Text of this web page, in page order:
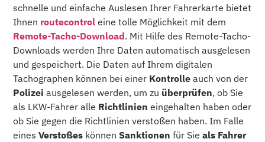
schnelle und einfache Auslesen Ihrer Fahrerkarte bietet
Ihnen routecontrol eine tolle Möglichkeit mit dem
Remote-Tacho-Download. Mit Hilfe des Remote-Tacho-
Downloads werden Ihre Daten automatisch ausgelesen
und gespeichert. Die Daten auf Ihrem digitalen
Tachographen können bei einer Kontrolle auch von der
Polizei ausgelesen werden, um zu überprüfen, ob Sie
als LKW-Fahrer alle Richtlinien eingehalten haben oder
ob Sie gegen die Richtlinien verstoßen haben. Im Falle
einesVerstoßes könnenSanktionen für Sieals Fahrer